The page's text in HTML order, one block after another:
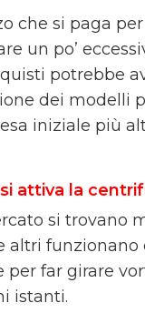
che si paga
un po’
potrebbe
dei modelli
iniziale più
attiva la
si trovano
altri funzionano
per far girare
istanti.